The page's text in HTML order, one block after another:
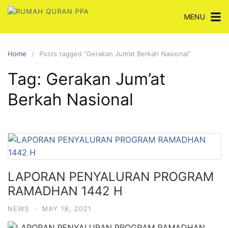
Skip
content
MENU
Home Posts tagged “Gerakan Jum’at Berkah Nasional”
Tag: Gerakan Jum’at
Berkah Nasional
LAPORAN PENYALURAN PROGRAM
RAMADHAN 1442 H
NEWS · MAY 18, 2021